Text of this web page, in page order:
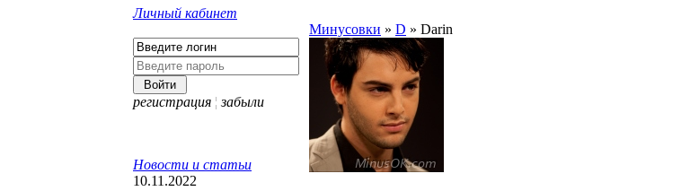
Личный кабинет
регистрация ¦ забыли
Новости и статьи
10.11.2022
Минусовки » D » Darin